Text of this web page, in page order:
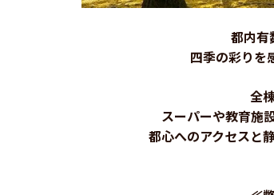
都内有
四季の彩りを
全
スーパーや教育施
都心へのアクセスと